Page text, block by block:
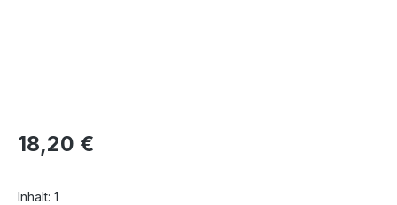
Regulärer Preis:
18,20 €
Inhalt: 1